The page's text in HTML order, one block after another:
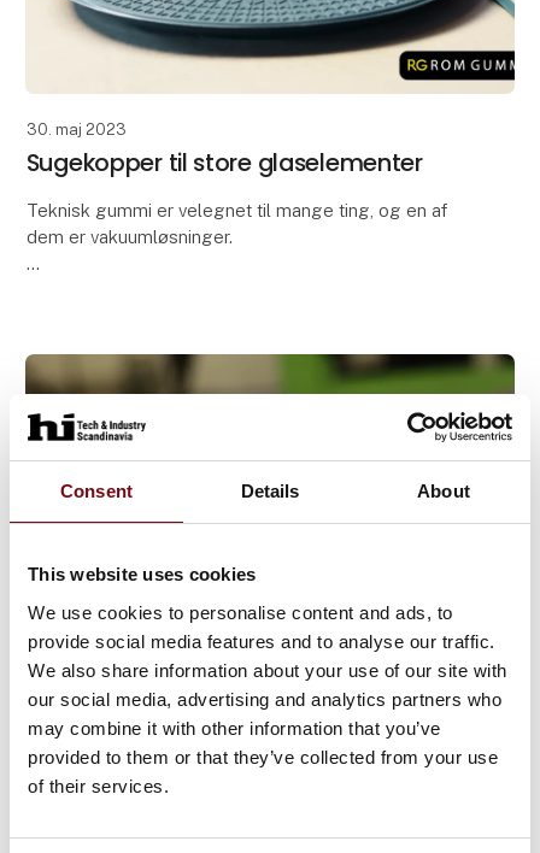
Consent Details About
This website uses cookies
We use cookies to personalise content and ads, to
provide social media features and to analyse our traffic.
We also share information about your use of our site with
our social media, advertising and analytics partners who
may combine it with other information that you’ve
provided to them or that they’ve collected from your use
of their services.
30. maj 2023
Sugekopper til store glaselementer
Teknisk gummi er velegnet til mange ting, og en af
dem er vakuumløsninger.
30. maj 2023
Blå gummibælge til
fødevareproduktion
𝗙𝗼𝗿𝗺𝘀𝘁ø𝗯𝘁𝗲 𝗯𝗹å 𝗴𝘂𝗺𝗺𝗶𝗯æ𝗹𝗴𝗲 𝗶 𝗽𝗿𝗼𝗱𝘂𝗸𝘁𝗶𝗼𝗻.